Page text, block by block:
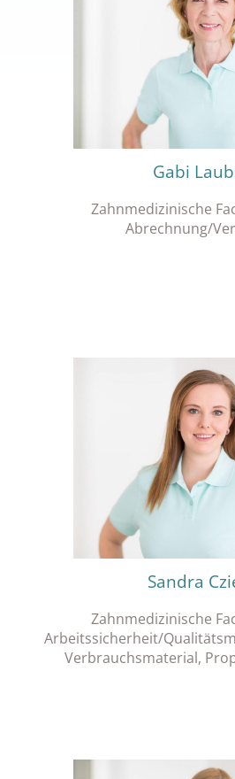
Gabi
Zahnmedizinische
Abrechnung/
Sandra
Zahnmedizinische
Arbeitssicherheit/
Verbrauchsmaterial,